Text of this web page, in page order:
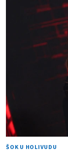
ŠOK U HOLIVUDU